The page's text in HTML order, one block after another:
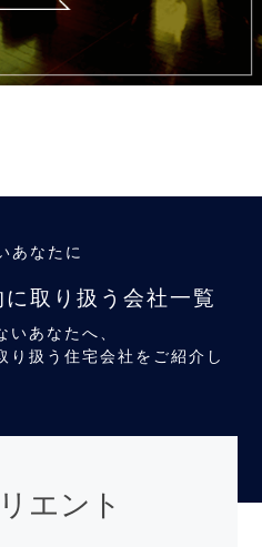
あなたに
取り扱う会社一覧
いあなたへ、
り扱う住宅会社をご紹介し
エント